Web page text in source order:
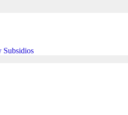
Subsidios